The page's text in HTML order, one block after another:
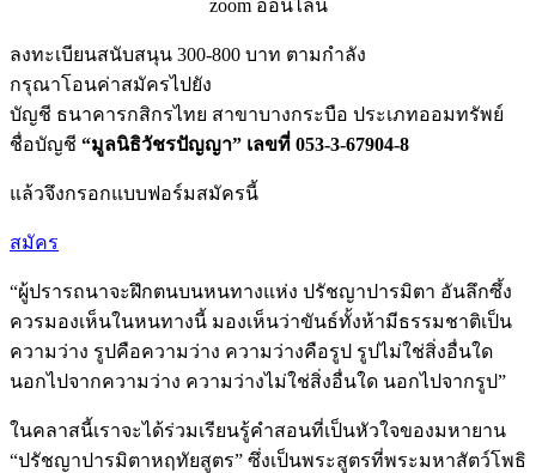
zoom ออนไลน์
ลงทะเบียนสนับสนุน 300-800 บาท ตามกำลัง
กรุณาโอนค่าสมัครไปยัง
บัญชี ธนาคารกสิกรไทย สาขาบางกระบือ ประเภทออมทรัพย์
ชื่อบัญชี “มูลนิธิวัชรปัญญา” เลขที่ 053-3-67904-8
แล้วจึงกรอกแบบฟอร์มสมัครนี้
สมัคร
“ผู้ปรารถนาจะฝึกตนบนหนทางแห่ง ปรัชญาปารมิตา อันลึกซึ้ง
ควรมองเห็นในหนทางนี้ มองเห็นว่าขันธ์ทั้งห้ามีธรรมชาติเป็น
ความว่าง รูปคือความว่าง ความว่างคือรูป รูปไม่ใช่สิ่งอื่นใด
นอกไปจากความว่าง ความว่างไม่ใช่สิ่งอื่นใด นอกไปจากรูป”
ในคลาสนี้เราจะได้ร่วมเรียนรู้คำสอนที่เป็นหัวใจของมหายาน
“ปรัชญาปารมิตาหฤทัยสูตร” ซึ่งเป็นพระสูตรที่พระมหาสัตว์โพธิ